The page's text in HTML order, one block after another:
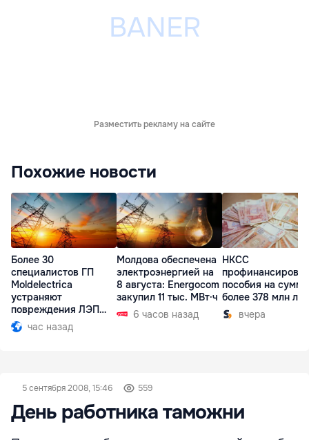
Разместить рекламу на сайте
Похожие новости
Более 30
специалистов ГП
Moldelectrica
устраняют
повреждения ЛЭП
Бельцы-Днестровск
час назад
Молдова обеспечена
электроэнергией на
8 августа: Energocom
закупил 11 тыс. МВт·ч
6 часов назад
НКСС
пособия на сумму
более 378 млн
вчера
5 сентября 2008, 15:46 559
День работника таможни